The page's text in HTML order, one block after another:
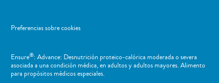
Preferencias sobre cookies
Ensure®: Advance: Desnutrición proteico-calórica moderada o severa
asociada a una condición médica, en adultos y adultos mayores. Alimento
para propósitos médicos especiales.